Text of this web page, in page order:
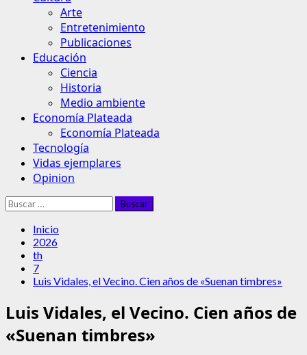
Arte
Entretenimiento
Publicaciones
Educación
Ciencia
Historia
Medio ambiente
Economía Plateada
Economía Plateada
Tecnología
Vidas ejemplares
Opinion
Buscar:
Inicio
2026
th
7
Luis Vidales, el Vecino. Cien años de «Suenan timbres»
Luis Vidales, el Vecino. Cien años de
«Suenan timbres»